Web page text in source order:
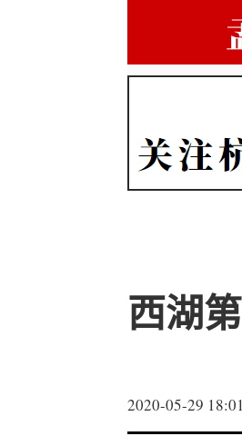
西湖
2020-05-29 18:01